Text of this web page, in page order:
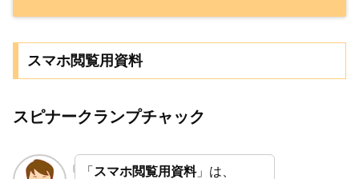
スマホ閲覧用資料
スピナークランプチャック
「 スマホ閲覧用資料」は、